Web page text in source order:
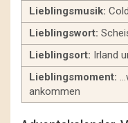
Lieblingsmusik:
Lieblingswort:
Lieblingsort: Irland
Lieblingsmoment:
ankommen